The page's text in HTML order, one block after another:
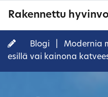
Rakennettu
Blogi
Modernia
esillä vai kainona